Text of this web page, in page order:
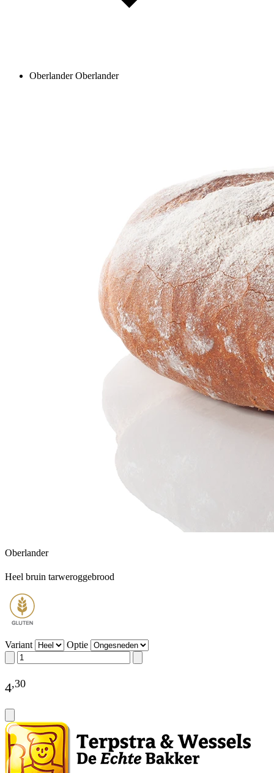
Oberlander Oberlander
Oberlander
Heel bruin tarweroggebrood
Variant Optie
4,30